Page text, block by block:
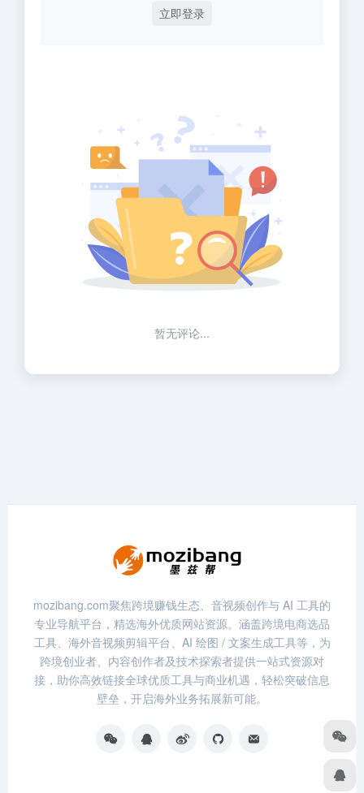
立即登录
暂无评论...
mozibang.com聚焦跨境赚钱生态、音视频创作与 AI 工具的
专业导航平台，精选海外优质网站资源。涵盖跨境电商选品
工具、海外音视频剪辑平台、AI 绘图 / 文案生成工具等，为
跨境创业者、内容创作者及技术探索者提供一站式资源对
接，助你高效链接全球优质工具与商业机遇，轻松突破信息
壁垒，开启海外业务拓展新可能。